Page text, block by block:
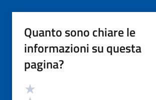
Quanto sono chiare le
informazioni su questa
pagina?
Valutazione